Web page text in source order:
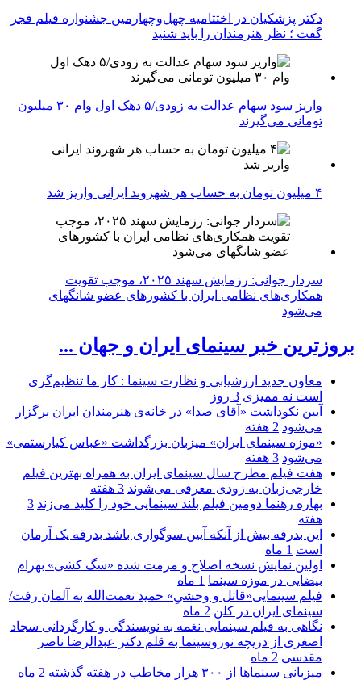
دکتر پزشکیان در اختتامیه چهل‌وچهارمین جشنواره فیلم فجر
گفت ؛ نظر هنرمندان را باید شنید
واریز سود سهام عدالت به زودی/۵ دهک اول وام ۳۰ میلیون
تومانی می‌گیرند
۴ میلیون تومان به حساب هر شهروند ایرانی واریز شد
سردار جوانی: رزمایش سهند ۲۰۲۵، موجب تقویت
همکاری‌های نظامی ایران با کشور‌های عضو شانگهای
می‌شود
بروزترین خبر سینمای ایران و جهان ...
معاون جدید ارزشیابی و نظارت سینما : کار ما تنظیم‌گری
است نه ممیزی 3 روز
آیین نکوداشت «آقای صدا» در خانه‌ی هنرمندان ایران برگزار
می‌شود 2 هفته
«موزه سینمای ایران» میزبان بزرگداشت «عباس کیارستمی»
می‌شود 3 هفته
هفت فیلم مطرح سال سینمای ایران به همراه بهترین فیلم
خارجی‌زبان به زودی معرفی می‌شوند 3 هفته
بهاره رهنما دومین فیلم بلند سینمایی خود را کلید می‌زند 3
هفته
این بدرقه بیش از آنکه آیین سوگواری باشد بدرقه یک آرمان
است 1 ماه
اولین نمایش نسخه اصلاح و مرمت شده «سگ کشی» بهرام
بیضایی در موزه سینما 1 ماه
فیلم سینمایی«قاتل و وحشیِ» حمید نعمت‌الله به آلمان رفت/
سینمای ایران در کلن 2 ماه
نگاهی به فیلم سینمایی نغمه به نویسندگی و کارگردانی سجاد
اصغری از دریچه نوروسینما به قلم دکتر عبدالرضا ناصر
مقدسی 2 ماه
میزبانی سینماها از ۳۰۰ هزار مخاطب در هفته گذشته
2 ماه